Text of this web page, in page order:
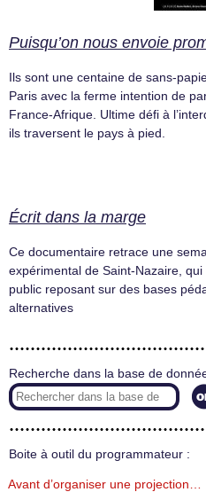
Puisqu’on nous envoie
Ils sont une centaine de sans-
Paris avec la ferme intention de
France-Afrique. Ultime défi à
ils traversent le pays à pied.
Écrit dans la marge
Ce documentaire retrace une
expérimental de Saint-Nazaire,
public reposant sur des bases
alternatives
Recherche dans la base de
Boite à outil du programmateur :
Avant d’organiser une projection…